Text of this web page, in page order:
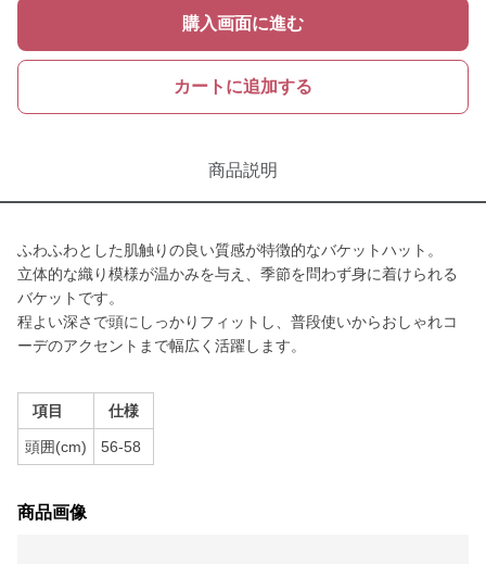
購入画面に進む
カートに追加する
商品説明
ふわふわとした肌触りの良い質感が特徴的なバケットハット。
立体的な織り模様が温かみを与え、季節を問わず身に着けられる
バケットです。
程よい深さで頭にしっかりフィットし、普段使いからおしゃれコ
ーデのアクセントまで幅広く活躍します。
項目 仕様
頭囲(cm) 56-58
商品画像